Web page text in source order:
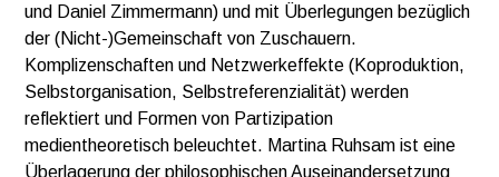
und Daniel Zimmermann) und mit Überlegungen bezüglich
der (Nicht-)Gemeinschaft von Zuschauern.
Komplizenschaften und Netzwerkeffekte (Koproduktion,
Selbstorganisation, Selbstreferenzialität) werden
reflektiert und Formen von Partizipation
medientheoretisch beleuchtet. Martina Ruhsam ist eine
Überlagerung der philosophischen Auseinandersetzung